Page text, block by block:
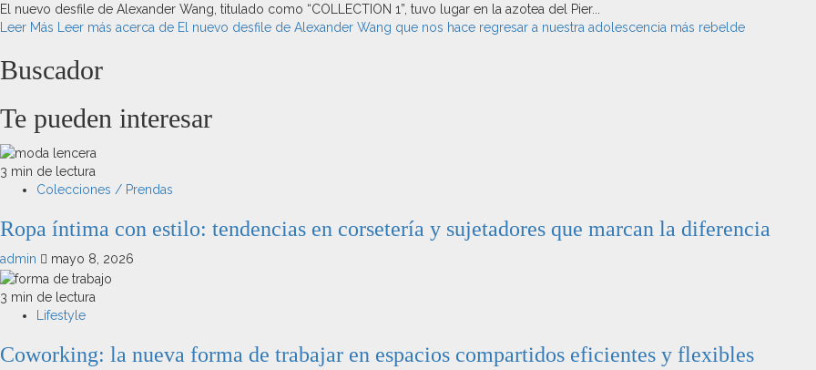
El nuevo desfile de Alexander Wang, titulado como “COLLECTION 1”, tuvo lugar en la azotea del Pier...
Leer Más Leer más acerca de El nuevo desfile de Alexander Wang que nos hace regresar a nuestra adolescencia más rebelde
Buscador
Te pueden interesar
3 min de lectura
Colecciones / Prendas
Ropa íntima con estilo: tendencias en corsetería y sujetadores que marcan la diferencia
admin mayo 8, 2026
3 min de lectura
Lifestyle
Coworking: la nueva forma de trabajar en espacios compartidos eficientes y flexibles